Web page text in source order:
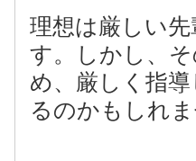
理想は厳しい
す。しかし、
め、厳しく指
るのかもしれま